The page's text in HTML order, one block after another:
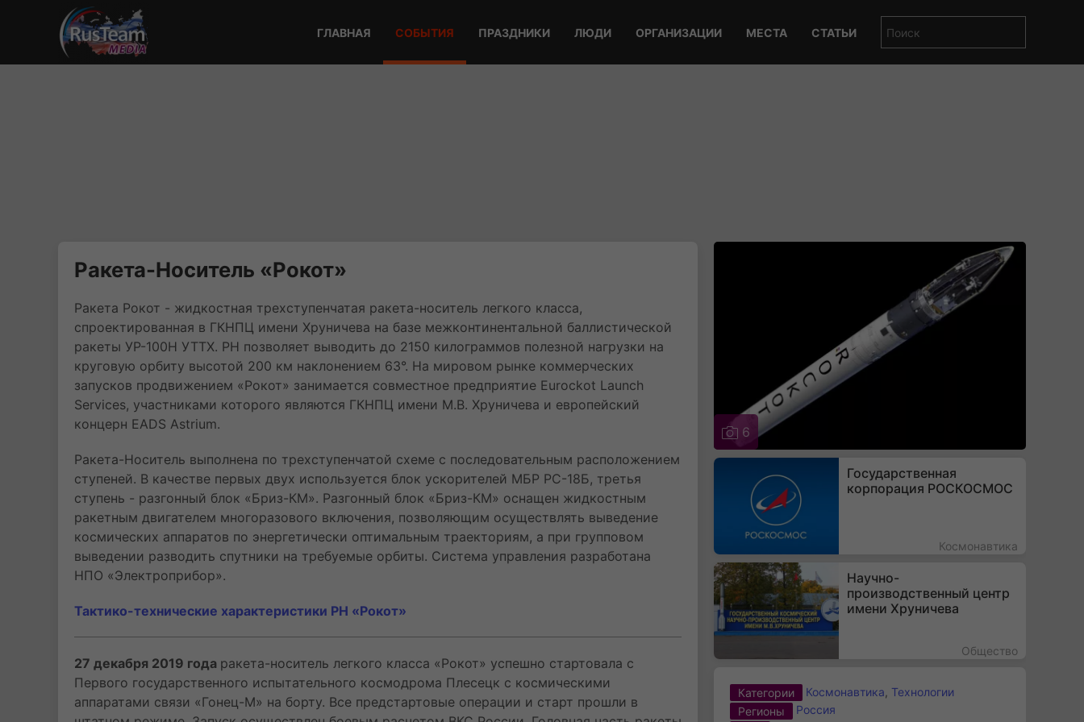
ГЛАВНАЯ СОБЫТИЯ ПРАЗДНИКИ ЛЮДИ ОРГАНИЗАЦИИ МЕСТА СТАТЬИ
Ракета-Носитель «Рокот»
Ракета Рокот - жидкостная трехступенчатая ракета-носитель легкого класса,
спроектированная в ГКНПЦ имени Хруничева на базе межконтинентальной баллистической
ракеты УР-100Н УТТХ. РН позволяет выводить до 2150 килограммов полезной нагрузки на
круговую орбиту высотой 200 км наклонением 63°. На мировом рынке коммерческих
запусков продвижением «Рокот» занимается совместное предприятие Eurockot Launch
Services, участниками которого являются ГКНПЦ имени М.В. Хруничева и европейский
концерн EADS Astrium.
Ракета-Носитель выполнена по трехступенчатой схеме с последовательным расположением
ступеней. В качестве первых двух используется блок ускорителей МБР РС-18Б, третья
ступень - разгонный блок «Бриз-КМ». Разгонный блок «Бриз-КМ» оснащен жидкостным
ракетным двигателем многоразового включения, позволяющим осуществлять выведение
космических аппаратов по энергетически оптимальным траекториям, а при групповом
выведении разводить спутники на требуемые орбиты. Система управления разработана
НПО «Электроприбор».
Тактико-технические характеристики РН «Рокот»
27 декабря 2019 года ракета-носитель легкого класса «Рокот» успешно стартовала с
Первого государственного испытательного космодрома Плесецк с космическими
аппаратами связи «Гонец-М» на борту. Все предстартовые операции и старт прошли в
6
Государственная
корпорация РОСКОСМОС
Космонавтика
Научно-
производственный центр
имени Хруничева
Общество
Категории Космонавтика Технологии
Регионы
Россия